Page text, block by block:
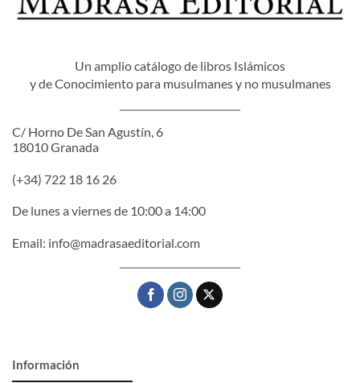
Un amplio catálogo de libros Islámicos
y de Conocimiento para musulmanes y no musulmanes
C/ Horno De San Agustín, 6
18010 Granada
(+34) 722 18 16 26
De lunes a viernes de 10:00 a 14:00
Email: info@madrasaeditorial.com
Información